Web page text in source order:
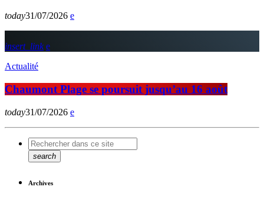
today31/07/2026
insert_link
Actualité
Chaumont Plage se poursuit jusqu’au 16 août
today31/07/2026
search
Archives